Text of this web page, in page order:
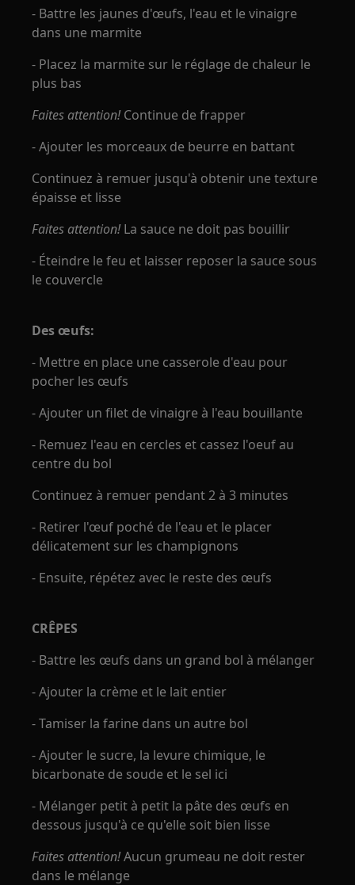
- Battre les jaunes d'œufs, l'eau et le vinaigre
dans une marmite
- Placez la marmite sur le réglage de chaleur le
plus bas
Faites attention!Continue de frapper
- Ajouter les morceaux de beurre en battant
Continuez à remuer jusqu'à obtenir une texture
épaisse et lisse
Faites attention!La sauce ne doit pas bouillir
- Éteindre le feu et laisser reposer la sauce sous
le couvercle
Des œufs:
- Mettre en place une casserole d'eau pour
pocher les œufs
- Ajouter un filet de vinaigre à l'eau bouillante
- Remuez l'eau en cercles et cassez l'oeuf au
centre du bol
Continuez à remuer pendant 2 à 3 minutes
- Retirer l'œuf poché de l'eau et le placer
délicatement sur les champignons
- Ensuite, répétez avec le reste des œufs
CRÊPES
- Battre les œufs dans un grand bol à mélanger
- Ajouter la crème et le lait entier
- Tamiser la farine dans un autre bol
- Ajouter le sucre, la levure chimique, le
bicarbonate de soude et le sel ici
- Mélanger petit à petit la pâte des œufs en
dessous jusqu'à ce qu'elle soit bien lisse
Faites attention!Aucun grumeau ne doit rester
dans le mélange